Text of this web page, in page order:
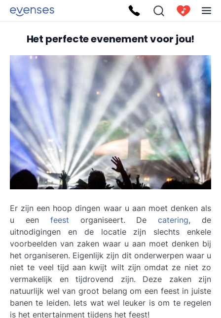
Het perfecte evenement voor jou!
Er zijn een hoop dingen waar u aan moet denken als
u een feest organiseert. Decatering, de
uitnodigingen en de locatie zijn slechts enkele
voorbeelden van zaken waar u aan moet denken bij
het organiseren. Eigenlijk zijn dit onderwerpen waar u
niet te veel tijd aan kwijt wilt zijn omdat ze niet zo
vermakelijk en tijdrovend zijn. Deze zaken zijn
natuurlijk wel van groot belang om een feest in juiste
banen te leiden. Iets wat wel leuker is om te regelen
is het entertainment tijdens het feest!